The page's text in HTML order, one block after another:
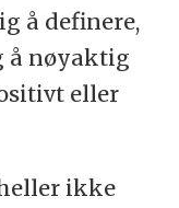
å definere,
å nøyaktig
eller
ikke